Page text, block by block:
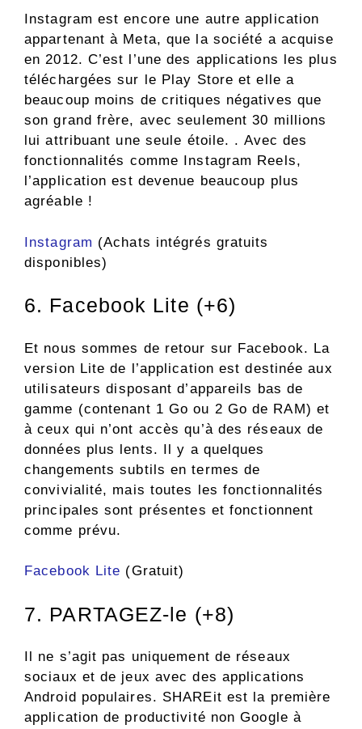
Instagram est encore une autre application
appartenant à Meta, que la société a acquise
en 2012. C’est l’une des applications les plus
téléchargées sur le Play Store et elle a
beaucoup moins de critiques négatives que
son grand frère, avec seulement 30 millions
lui attribuant une seule étoile. . Avec des
fonctionnalités comme Instagram Reels,
l’application est devenue beaucoup plus
agréable !
Instagram (Achats intégrés gratuits
disponibles)
6. Facebook Lite (+6)
Et nous sommes de retour sur Facebook. La
version Lite de l’application est destinée aux
utilisateurs disposant d’appareils bas de
gamme (contenant 1 Go ou 2 Go de RAM) et
à ceux qui n’ont accès qu’à des réseaux de
données plus lents. Il y a quelques
changements subtils en termes de
convivialité, mais toutes les fonctionnalités
principales sont présentes et fonctionnent
comme prévu.
Facebook Lite (Gratuit)
7. PARTAGEZ-le (+8)
Il ne s’agit pas uniquement de réseaux
sociaux et de jeux avec des applications
Android populaires. SHAREit est la première
application de productivité non Google à